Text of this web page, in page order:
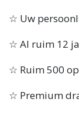
☆ Uw
☆ Al ruim 12
☆ Ruim 500
☆ Premium